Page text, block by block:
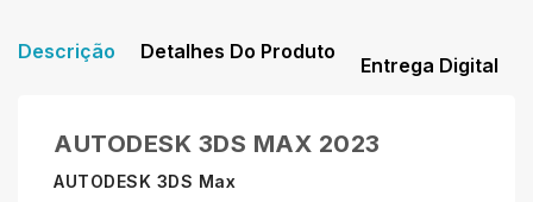
Descrição Detalhes Do Produto
Entrega Digital
AUTODESK 3DS MAX 2023
AUTODESK 3DS Max